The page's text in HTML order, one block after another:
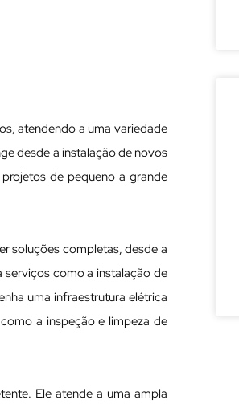
atendendo a uma variedade
desde a instalação de novos
de pequeno a grande
soluções completas, desde a
serviços como a instalação de
uma infraestrutura elétrica
a inspeção e limpeza de
Ele atende a uma ampla